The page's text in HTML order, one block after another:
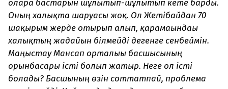
оларға бастарын шұлғытып-шұлғытып кете барды.
Оның халықта шаруасы жоқ. Ол Жетібайдан 70
шақырым жерде отырып алып, қарамағындағы
халықтың жағдайын білмейді дегенге сенбеймін.
Маңғыстау Мансап орталығы басшысының
орынбасары істі болып жатыр. Неге ол істі
болады? Басшының өзін соттатпай, проблема